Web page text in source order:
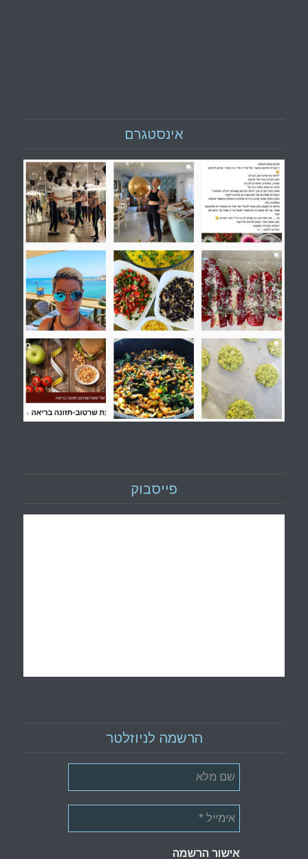
אינסטגרם
פייסבוק
הרשמה לניוזלטר
אישור הרשמה